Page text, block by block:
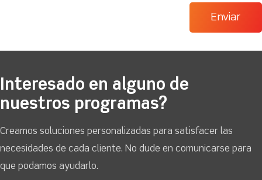
Interesado en alguno de
nuestros programas?
Creamos soluciones personalizadas para satisfacer las
necesidades de cada cliente. No dude en comunicarse para
que podamos ayudarlo.